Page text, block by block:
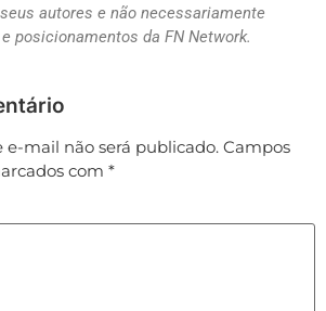
autores e não necessariamente
posicionamentos da FN Network.
e-mail não será publicado. Campos
com *